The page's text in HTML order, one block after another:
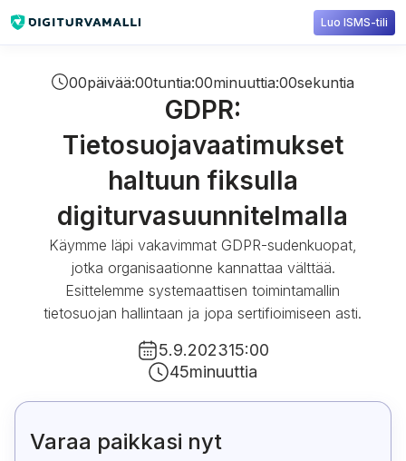
Luo ISMS-tili
00päivää:00tuntia:00minuuttia:00sekuntia
GDPR:
Tietosuojavaatimukset
haltuun fiksulla
digiturvasuunnitelmalla
Käymme läpi vakavimmat GDPR-sudenkuopat,
jotka organisaationne kannattaa välttää.
Esittelemme systemaattisen toimintamallin
tietosuojan hallintaan ja jopa sertifioimiseen asti.
5.9.202315:00
45minuuttia
Varaa paikkasi nyt